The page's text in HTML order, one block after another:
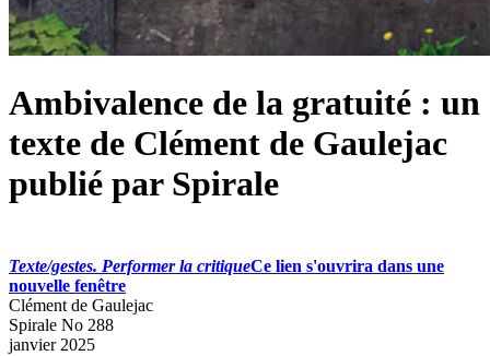
Ambivalence de la gratuité : un
texte de Clément de Gaulejac
publié par Spirale
Texte/gestes. Performer la critiqueCe lien s'ouvrira dans une
nouvelle fenêtre
Clément de Gaulejac
Spirale No 288
janvier 2025